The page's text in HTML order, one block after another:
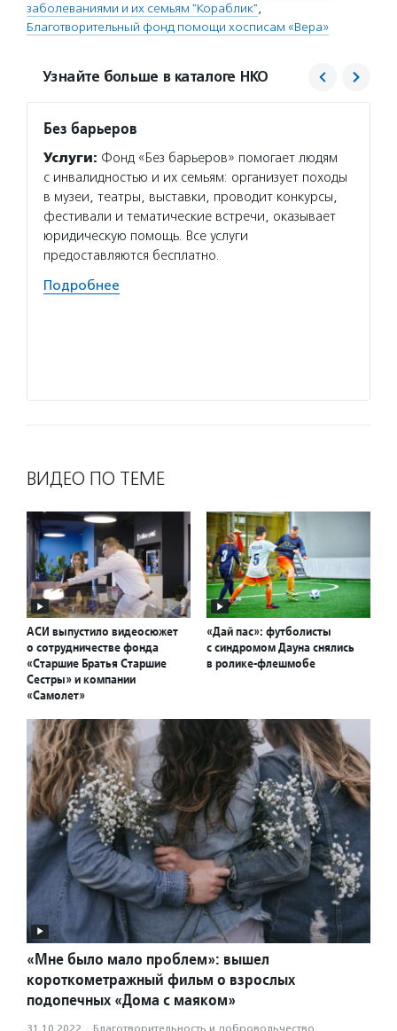
заболеваниями и их семьям "Кораблик",
Благотворительный фонд помощи хосписам «Вера»
Узнайте больше в каталоге НКО
Без барьеров
Услуги: Фонд «Без барьеров» помогает людям
с инвалидностью и их семьям: организует походы
в музеи, театры, выставки, проводит конкурсы,
фестивали и тематические встречи, оказывает
юридическую помощь. Все услуги
предоставляются бесплатно.
Подробнее
ВИДЕО ПО ТЕМЕ
АСИ выпустило видеосюжет
о сотрудничестве фонда
«Старшие Братья Старшие
Сестры» и компании
«Самолет»
«Дай пас»: футболисты
с синдромом Дауна снялись
в ролике-флешмобе
«Мне было мало проблем»: вышел
короткометражный фильм о взрослых
подопечных «Дома с маяком»
31.10.2022 · Благотвори­тель­ность и доброволь­чест­во